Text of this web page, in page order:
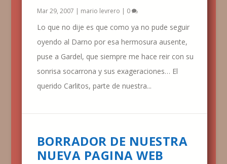
Mar 29, 2007 | mario levrero | 0
Lo que no dije es que como ya no pude seguir
oyendo al Darno por esa hermosura ausente,
puse a Gardel, que siempre me hace reir con su
sonrisa socarrona y sus exageraciones… El
querido Carlitos, parte de nuestra...
BORRADOR DE NUESTRA
NUEVA PAGINA WEB